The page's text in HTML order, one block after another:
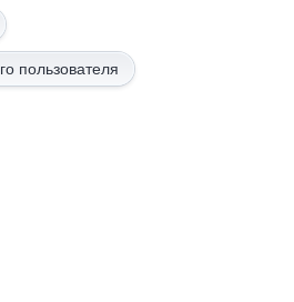
пользователя